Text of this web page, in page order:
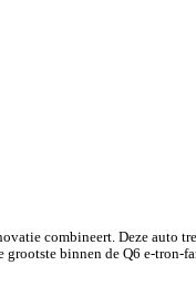
combineert. Deze
binnen de Q6 e-